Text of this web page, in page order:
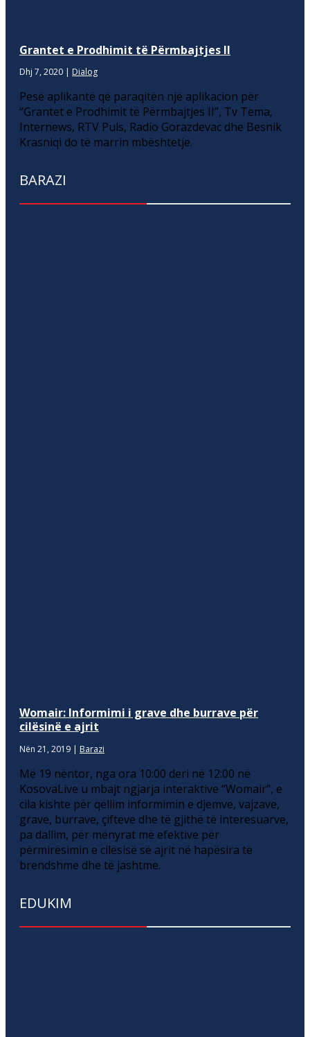
Grantet e Prodhimit të Përmbajtjes II
Dhj 7, 2020 | Dialog
Pesë aplikantë që paraqitën një aplikacion për
“Grantet e Prodhimit të Përmbajtjes II”, Tv Tema,
Internews, RTV Puls, Radio Gorazdevac dhe Besnik
Krasniqi do të marrin mbështetje.
BARAZI
Womair: Informimi i grave dhe burrave për
cilësinë e ajrit
Nën 21, 2019 | Barazi
Më 19 nëntor, nga ora 10:00 deri në 12:00 në
KosovaLive u mbajt ngjarja interaktive “Womair”, e
cila kishte për qëllim informimin e djemve, vajzave,
grave, burrave, çifteve dhe të gjithë të interesuarve,
pa dallim, për mënyrat më efektive për
përmirësimin e cilësisë së ajrit në hapësira të
brendshme dhe të jashtme.
EDUKIM